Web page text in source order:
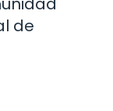
de